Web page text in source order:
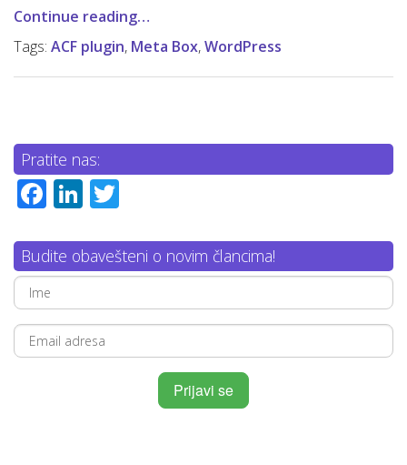
Continue reading…
Tags: ACF plugin, Meta Box,WordPress
Pratite nas:
Facebook
LinkedIn
Budite obavešteni o novim člancima!